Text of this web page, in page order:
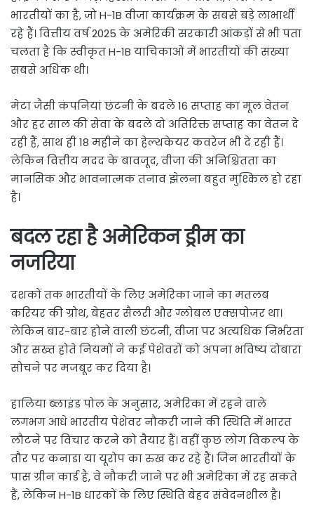
भारतीयों का है, जो H-1B वीजा कार्यक्रम के सबसे बड़े लाभार्थी
रहे हैं। वित्तीय वर्ष 2025 के अमेरिकी सरकारी आंकड़ों से भी पता
चलता है कि स्वीकृत H-1B याचिकाओं में भारतीयों की संख्या
सबसे अधिक थी।
मेटा जैसी कंपनियां छंटनी के बदले 16 सप्ताह का मूल वेतन
और हर साल की सेवा के बदले दो अतिरिक्त सप्ताह का वेतन दे
रही हैं, साथ ही 18 महीने का हेल्थकेयर कवरेज भी दे रही हैं।
लेकिन वित्तीय मदद के बावजूद, वीजा की अनिश्चितता का
मानसिक और भावनात्मक तनाव झेलना बहुत मुश्किल हो रहा
है।
बदल रहा है अमेरिकन ड्रीम का
नजरिया
दशकों तक भारतीयों के लिए अमेरिका जाने का मतलब
करियर की ग्रोथ, बेहतर सैलरी और ग्लोबल एक्सपोजर था।
लेकिन बार-बार होने वाली छंटनी, वीजा पर अत्यधिक निर्भरता
और सख्त होते नियमों ने कई पेशेवरों को अपना भविष्य दोबारा
सोचने पर मजबूर कर दिया है।
हालिया ब्लाइंड पोल के अनुसार, अमेरिका में रहने वाले
लगभग आधे भारतीय पेशेवर नौकरी जाने की स्थिति में भारत
लौटने पर विचार करने को तैयार हैं। वहीं कुछ लोग विकल्प के
तौर पर कनाडा या यूरोप का रुख कर रहे हैं। जिन भारतीयों के
पास ग्रीन कार्ड है, वे नौकरी जाने पर भी अमेरिका में रह सकते
हैं, लेकिन H-1B धारकों के लिए स्थिति बेहद संवेदनशील है।